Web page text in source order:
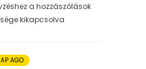
a hozzászólások
kikapcsolva
AGO